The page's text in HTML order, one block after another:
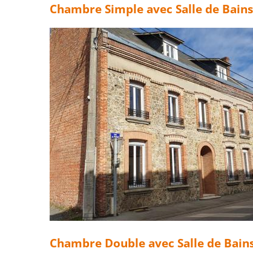
Chambre Simple avec Salle de
Chambre Double avec Salle de